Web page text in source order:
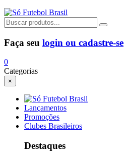
Faça seu login ou cadastre-se
0
Categorias
×
Lançamentos
Promoções
Clubes Brasileiros
Destaques